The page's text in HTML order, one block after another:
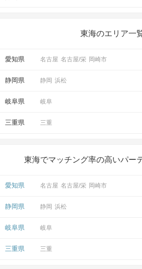
東海のエリア一
愛知県 名古屋 名古屋/栄 岡崎市
静岡県 静岡 浜松
岐阜県 岐阜
三重県 三重
東海でマッチング率の高いパー
愛知県 名古屋 名古屋/栄 岡崎市
静岡県 静岡 浜松
岐阜県 岐阜
三重県 三重